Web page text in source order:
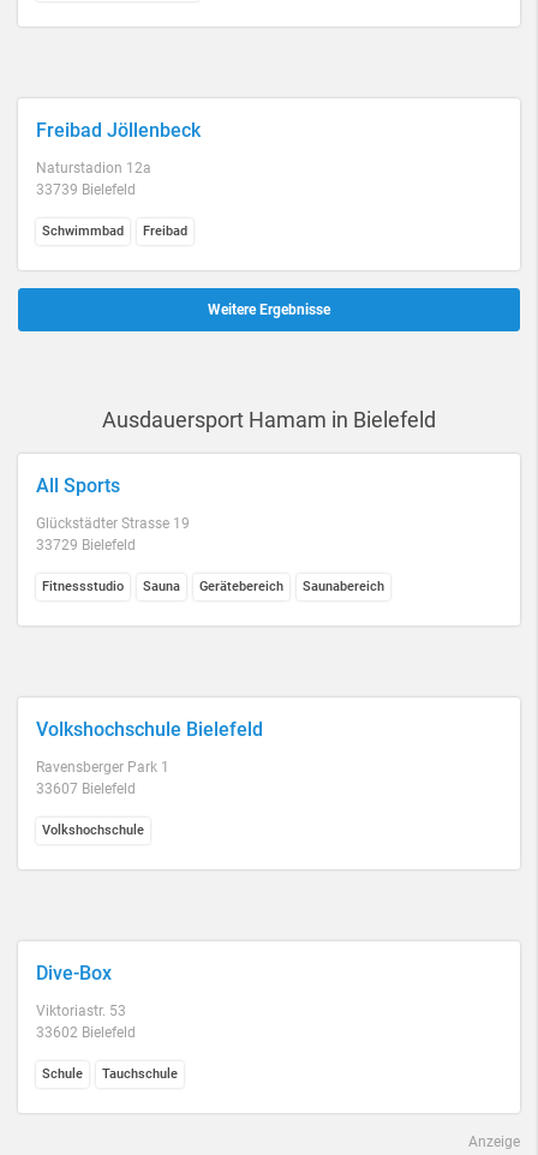
Freibad Jöllenbeck
Naturstadion 12a
33739 Bielefeld
Schwimmbad Freibad
Weitere Ergebnisse
Ausdauersport Hamam in Bielefeld
All Sports
Glückstädter Strasse 19
33729 Bielefeld
Fitnessstudio Sauna Gerätebereich Saunabereich
Volkshochschule Bielefeld
Ravensberger Park 1
33607 Bielefeld
Volkshochschule
Dive-Box
Viktoriastr. 53
33602 Bielefeld
Schule Tauchschule
Anzeige